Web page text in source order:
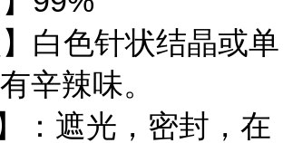
白色针状结晶或单
辛辣味。
：遮光，密封，在